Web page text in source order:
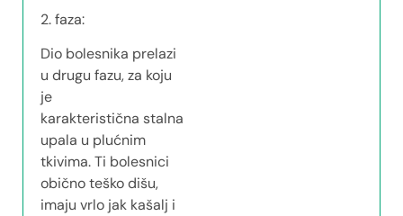
2. faza:
Dio bolesnika prelazi
u drugu fazu, za koju
je
karakteristična stalna
upala u plućnim
tkivima. Ti bolesnici
obično teško dišu,
imaju vrlo jak kašalj i